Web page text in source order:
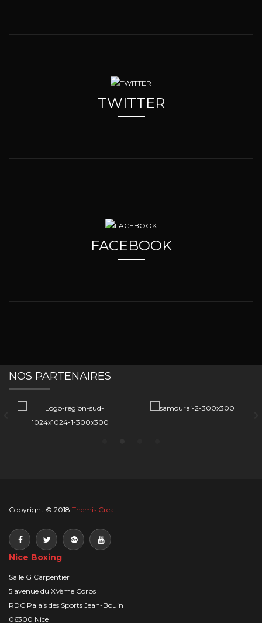
TWITTER
FACEBOOK
NOS PARTENAIRES
Copyright © 2018 Themis Crea
Nice Boxing
Salle G Carpentier
5 avenue du XVème Corps
RDC Palais des Sports Jean-Bouin
06300 Nice